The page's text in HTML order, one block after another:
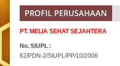
PROFIL PERUSAHAAN
PT. MELIA SEHAT SEJAHTERA
No. SIUPL :
62/PDN-2/SIUPL/PP/10/2006